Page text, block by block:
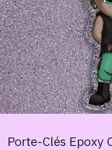
Porte-Clés Epoxy